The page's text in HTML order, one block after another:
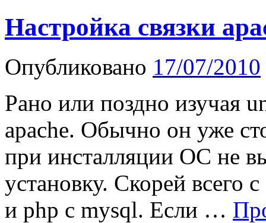
Настройка связки
Опубликовано 17/07/2010
Рано или поздно изучая
apache. Обычно он уже
при инсталляции ОС не
установку. Скорей всего
и php c mysql. Если …